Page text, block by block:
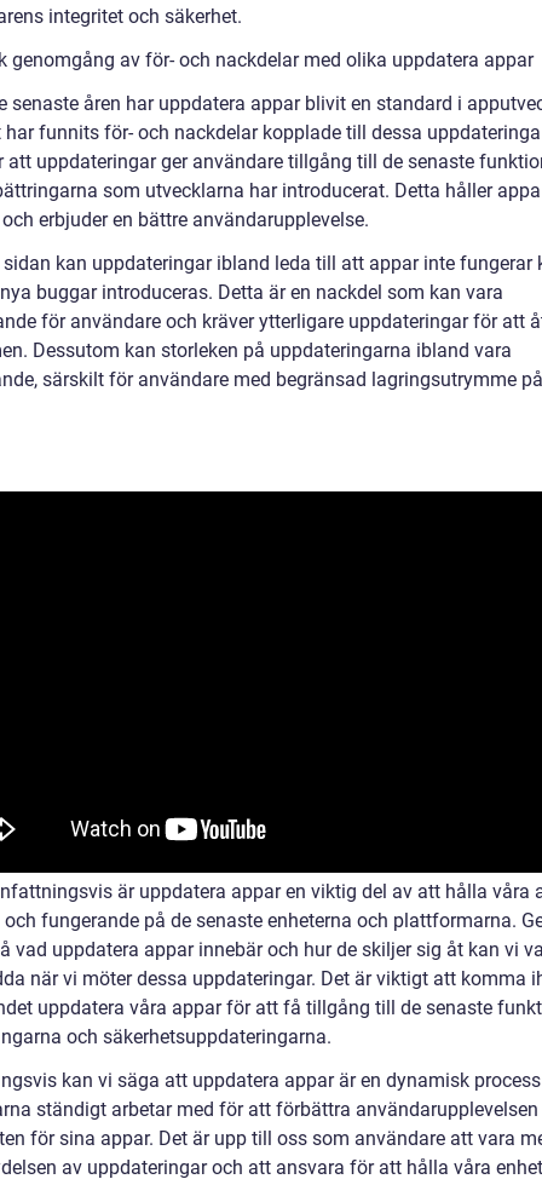
integritet och säkerhet.
genomgång av för- och nackdelar med olika uppdatera appar
senaste åren har uppdatera appar blivit en standard i
har funnits för- och nackdelar kopplade till dessa
att uppdateringar ger användare tillgång till de senaste
som utvecklarna har introducerat. Detta håller
erbjuder en bättre användarupplevelse.
sidan kan uppdateringar ibland leda till att appar inte fungerar
buggar introduceras. Detta är en nackdel som kan vara
för användare och kräver ytterligare uppdateringar för att
Dessutom kan storleken på uppdateringarna ibland vara
särskilt för användare med begränsad lagringsutrymme
är uppdatera appar en viktig del av att hålla våra
fungerande på de senaste enheterna och plattformarna.
vad uppdatera appar innebär och hur de skiljer sig åt kan vi
när vi möter dessa uppdateringar. Det är viktigt att komma
uppdatera våra appar för att få tillgång till de senaste
och säkerhetsuppdateringarna.
kan vi säga att uppdatera appar är en dynamisk
ständigt arbetar med för att förbättra
för sina appar. Det är upp till oss som användare att vara
av uppdateringar och att ansvara för att hålla våra